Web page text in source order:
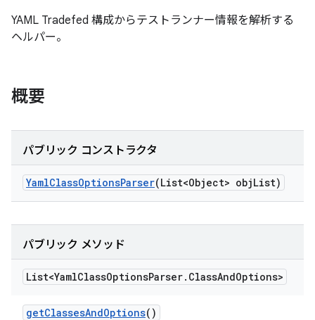
YAML Tradefed 構成からテストランナー情報を解析する
ヘルパー。
概要
パブリック コンストラクタ
YamlClassOptionsParser(List<Object> objList)
パブリック メソッド
List<YamlClassOptionsParser. ClassAndOptions>
getClassesAndOptions()